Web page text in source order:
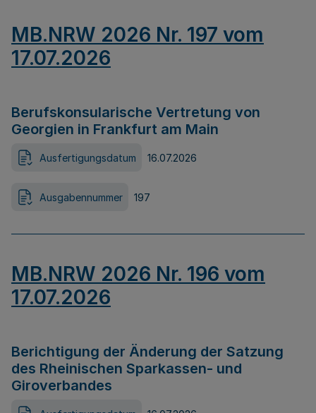
MB.NRW 2026 Nr. 197 vom
17.07.2026
Berufskonsularische Vertretung von
Georgien in Frankfurt am Main
Ausfertigungsdatum 16.07.2026
Ausgabennummer 197
MB.NRW 2026 Nr. 196 vom
17.07.2026
Berichtigung der Änderung der Satzung
des Rheinischen Sparkassen- und
Giroverbandes